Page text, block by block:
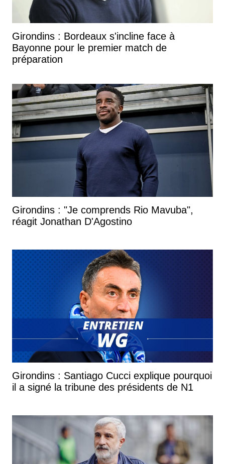
Girondins : Bordeaux s'incline face à
Bayonne pour le premier match de
préparation
Girondins : "Je comprends Rio Mavuba",
réagit Jonathan D'Agostino
Girondins : Santiago Cucci explique pourquoi
il a signé la tribune des présidents de N1